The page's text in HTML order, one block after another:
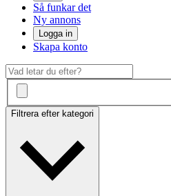
Så funkar det
Ny annons
Logga in
Skapa konto
Filtrera efter kategori